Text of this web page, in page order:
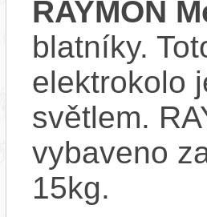
RAYMON
blatníky.
elektrokolo
světlem.
vybaveno
15kg.